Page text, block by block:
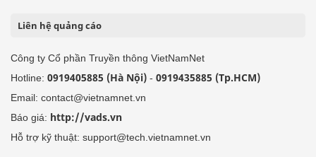
Liên hệ quảng cáo
Công ty Cổ phần Truyền thông VietNamNet
Hotline: 0919405885 (Hà Nội) - 0919435885 (Tp.HCM)
Email: contact@vietnamnet.vn
Báo giá: http://vads.vn
Hỗ trợ kỹ thuật: support@tech.vietnamnet.vn